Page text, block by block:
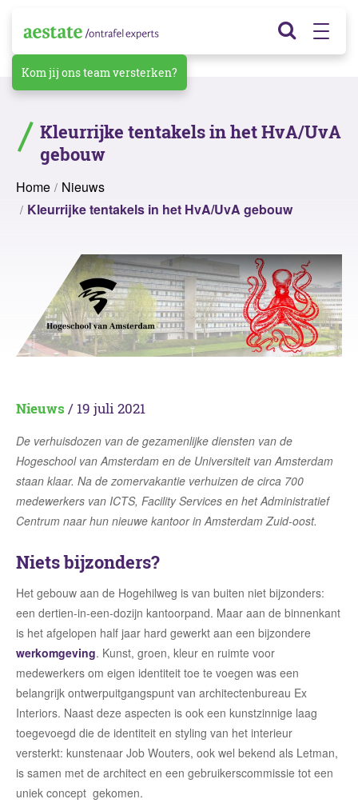
Kom jij ons team versterken?
Kleurrijke tentakels in het HvA/UvA
gebouw
Home
Nieuws
Kleurrijke tentakels in het HvA/UvA gebouw
Nieuws/ 19 juli 2021
De verhuisdozen van de gezamenlijke diensten van de
Hogeschool van Amsterdam en de Universiteit van Amsterdam
staan klaar. Na de zomervakantie verhuizen de circa 700
medewerkers van ICTS, Facility Services en het Administratief
Centrum naar hun nieuwe kantoor in Amsterdam Zuid-oost.
Niets bijzonders?
Het gebouw aan de Hogehilweg is van buiten niet bijzonders:
een dertien-in-een-dozijn kantoorpand. Maar aan de binnenkant
is het afgelopen half jaar hard gewerkt aan een bijzondere
werkomgeving. Kunst, groen, kleur en ruimte voor
medewerkers om eigen identiteit toe te voegen was een
belangrijk ontwerpuitgangspunt van architectenbureau Ex
Interiors. Naast deze aspecten is ook een kunstzinnige laag
toegevoegd die de identiteit en styling van het interieur
versterkt: kunstenaar Job Wouters, ook wel bekend als Letman,
is samen met de architect en een gebruikerscommissie tot een
uniek concept gekomen.